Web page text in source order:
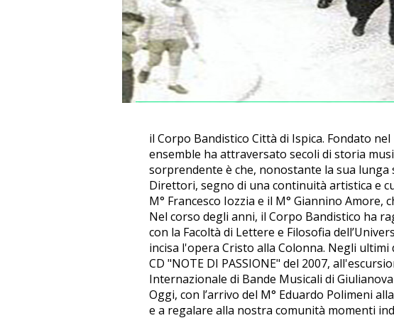
il Corpo Bandistico Città di Ispica. Fondato
ensemble ha attraversato secoli di storia
sorprendente è che, nonostante la sua
Direttori, segno di una continuità artistica e
M° Francesco Iozzia e il M° Giannino
Nel corso degli anni, il Corpo Bandistico ha
con la Facoltà di Lettere e Filosofia
incisa l'opera Cristo alla Colonna. Negli
CD "NOTE DI PASSIONE" del 2007,
Internazionale di Bande Musicali di
Oggi, con l’arrivo del M° Eduardo Polimeni
e a regalare alla nostra comunità momenti